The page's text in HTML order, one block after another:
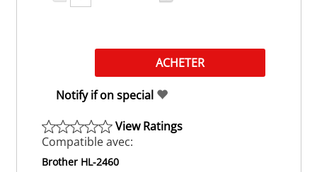
Notify if on special
View Ratings
Compatible avec:
Brother HL-2460